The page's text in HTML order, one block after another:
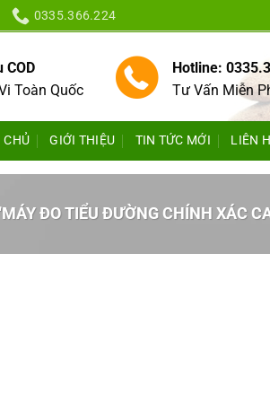
0335.366.224
COD
Toàn Quốc
Hotline:
Tư Vấn Miễn
CHỦ GIỚI THIỆU TIN TỨC MỚI LIÊN
ĐO TIỂU ĐƯỜNG CHÍNH XÁC